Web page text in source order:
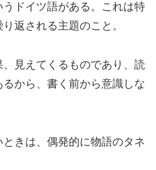
ドイツ語がある。これは特
返される主題のこと。
見えてくるものであり、読
から、書く前から意識しな
きは、偶発的に物語のタネ